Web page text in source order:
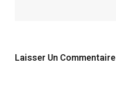
Laisser Un Commentaire